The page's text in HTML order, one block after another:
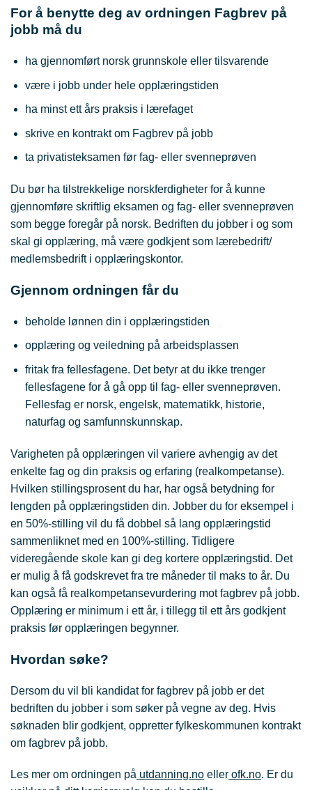
For å benytte deg av ordningen Fagbrev på
jobb må du
ha gjennomført norsk grunnskole eller tilsvarende
være i jobb under hele opplæringstiden
ha minst ett års praksis i lærefaget
skrive en kontrakt om Fagbrev på jobb
ta privatisteksamen før fag- eller svenneprøven
Du bør ha tilstrekkelige norskferdigheter for å kunne
gjennomføre skriftlig eksamen og fag- eller svenneprøven
som begge foregår på norsk. Bedriften du jobber i og som
skal gi opplæring, må være godkjent som lærebedrift/
medlemsbedrift i opplæringskontor.
Gjennom ordningen får du
beholde lønnen din i opplæringstiden
opplæring og veiledning på arbeidsplassen
fritak fra fellesfagene. Det betyr at du ikke trenger
fellesfagene for å gå opp til fag- eller svenneprøven.
Fellesfag er norsk, engelsk, matematikk, historie,
naturfag og samfunnskunnskap.
Varigheten på opplæringen vil variere avhengig av det
enkelte fag og din praksis og erfaring (realkompetanse).
Hvilken stillingsprosent du har, har også betydning for
lengden på opplæringstiden din. Jobber du for eksempel i
en 50%-stilling vil du få dobbel så lang opplæringstid
sammenliknet med en 100%-stilling. Tidligere
videregående skole kan gi deg kortere opplæringstid. Det
er mulig å få godskrevet fra tre måneder til maks to år. Du
kan også få realkompetansevurdering mot fagbrev på jobb.
Opplæring er minimum i ett år, i tillegg til ett års godkjent
praksis før opplæringen begynner.
Hvordan søke?
Dersom du vil bli kandidat for fagbrev på jobb er det
bedriften du jobber i som søker på vegne av deg. Hvis
søknaden blir godkjent, oppretter fylkeskommunen kontrakt
om fagbrev på jobb.
Les mer om ordningen på utdanning.no eller ofk.no. Er du